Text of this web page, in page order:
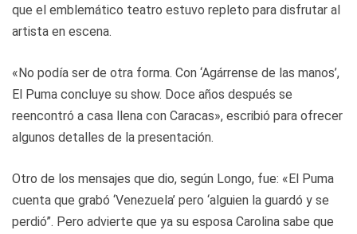
que el emblemático teatro estuvo repleto para disfrutar al
artista en escena.
«No podía ser de otra forma. Con ‘Agárrense de las manos’,
El Puma concluye su show. Doce años después se
reencontró a casa llena con Caracas», escribió para ofrecer
algunos detalles de la presentación.
Otro de los mensajes que dio, según Longo, fue: «El Puma
cuenta que grabó ‘Venezuela’ pero ‘alguien la guardó y se
perdió”. Pero advierte que ya su esposa Carolina sabe que